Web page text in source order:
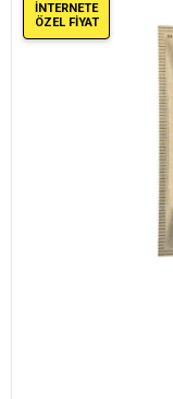
İNTERNETE
ÖZEL FİYAT